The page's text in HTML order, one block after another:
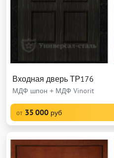
Входная дверь ТР176
МДФ шпон + МДФ Vinorit
от 35 000 руб